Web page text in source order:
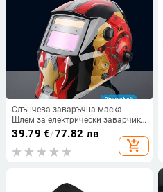
Слънчева заваръчна маска
Шлем за електрически заварчик
Капачка / заваръчна леща
Защитна защита против UV лъчи
Автоматично затъмняване
39.79 €/77.82 лв
add_shopping_cart